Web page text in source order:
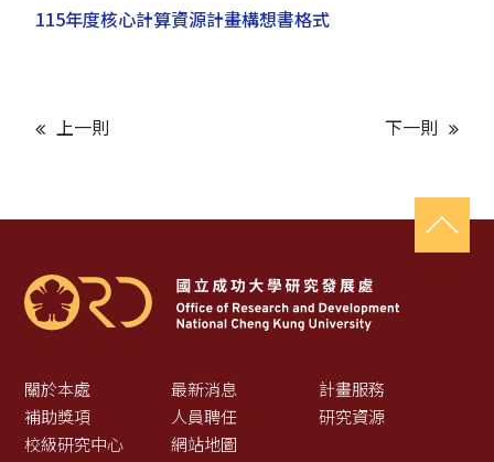
115年度核心計算資源計畫構想書格式
上一則 下一則
關於本處 最新消息
計畫服務
補助獎項
人員聘任
研究資源
校級研究中心
網站地圖